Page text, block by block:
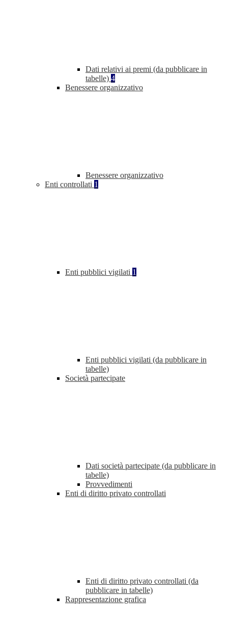
Dati relativi ai premi (da pubblicare in
tabelle) 4
Benessere organizzativo
Benessere organizzativo
Enti controllati 1
Enti pubblici vigilati 1
Enti pubblici vigilati (da pubblicare in
tabelle)
Società partecipate
Dati società partecipate (da pubblicare in
tabelle)
Provvedimenti
Enti di diritto privato controllati
Enti di diritto privato controllati (da
pubblicare in tabelle)
Rappresentazione grafica